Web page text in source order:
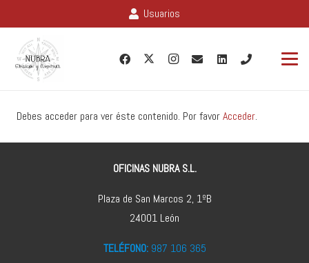
Usuarios
Debes acceder para ver éste contenido. Por favorAcceder.
OFICINAS NUBRA S.L.
Plaza de San Marcos 2, 1ºB
24001 León
TELÉFONO:987 106 365